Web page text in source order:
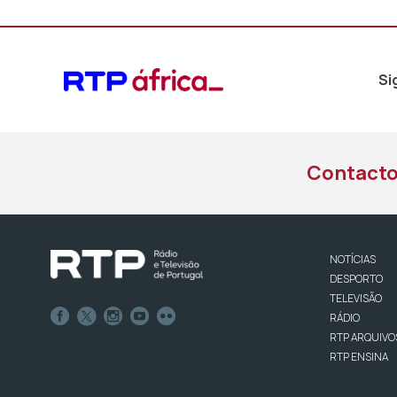
NOTÍCIAS
DESPORTO
TELEVISÃO
RÁDIO
RTP
RTP ENSINA